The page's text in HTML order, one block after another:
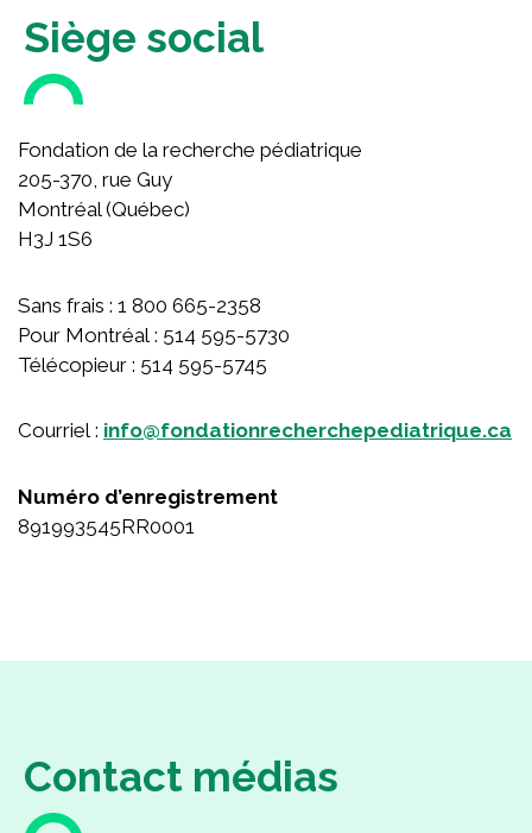
Fonds de jumelage des Bâtisseurs
Campagne annuelle
À propos
Histoire
Équipe
Conseil d’administration
Cercle de la relève
Reconnaissance de nos bénévoles
Partenaires
Siège social
Fondation de la recherche pédiatrique
205-370, rue Guy
Montréal (Québec)
H3J 1S6
Sans frais : 1 800 665-2358
Pour Montréal : 514 595-5730
Télécopieur : 514 595-5745
Courriel : info@fondationrecherchepediatrique.ca
Numéro d’enregistrement
891993545RR0001
Contact médias